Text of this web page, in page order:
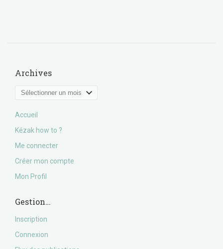
Archives
Archives
Accueil
Kézak how to ?
Me connecter
Créer mon compte
Mon Profil
Gestion…
Inscription
Connexion